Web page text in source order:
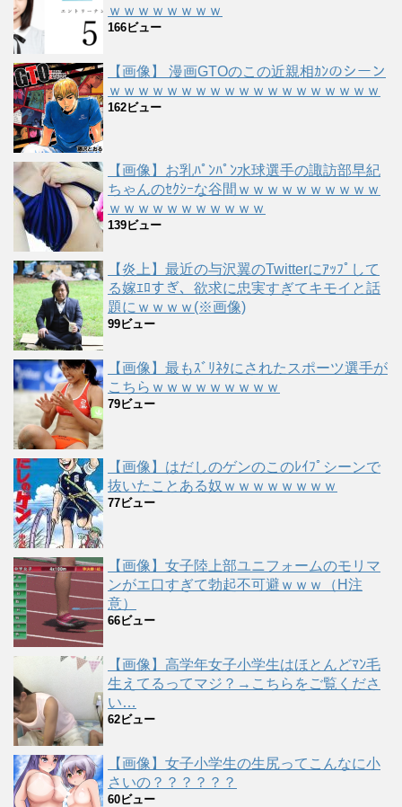
ｗｗｗｗｗｗｗｗ
166ビュー
【画像】 漫画GTOのこの近親相ｶﾝのシーン
ｗｗｗｗｗｗｗｗｗｗｗｗｗｗｗｗｗｗｗ
162ビュー
【画像】お乳ﾊﾟﾝﾊﾟﾝ水球選手の諏訪部早紀
ちゃんのｾｸｼｰな谷間ｗｗｗｗｗｗｗｗｗｗ
ｗｗｗｗｗｗｗｗｗｗｗ
139ビュー
【炎上】最近の与沢翼のTwitterにｱｯﾌﾟして
る嫁ｴﾛすぎ、欲求に忠実すぎてキモイと話
題にｗｗｗｗ(※画像)
99ビュー
【画像】最もｽﾞﾘﾈﾀにされたスポーツ選手が
こちらｗｗｗｗｗｗｗｗｗ
79ビュー
【画像】はだしのゲンのこのﾚｲﾌﾟシーンで
抜いたことある奴ｗｗｗｗｗｗｗｗ
77ビュー
【画像】女子陸上部ユニフォームのモリマ
ンがエ口すぎて勃起不可避ｗｗｗ（H注
意）
66ビュー
【画像】高学年女子小学生はほとんどﾏﾝ毛
生えてるってマジ？→こちらをご覧くださ
い…
62ビュー
【画像】女子小学生の生尻ってこんなに小
さいの？？？？？？
60ビュー